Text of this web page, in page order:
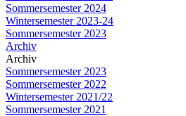
Sommersemester 2024
Wintersemester 2023-24
Sommersemester 2023
Archiv
Archiv
Sommersemester 2023
Sommersemester 2022
Wintersemester 2021/22
Sommersemester 2021